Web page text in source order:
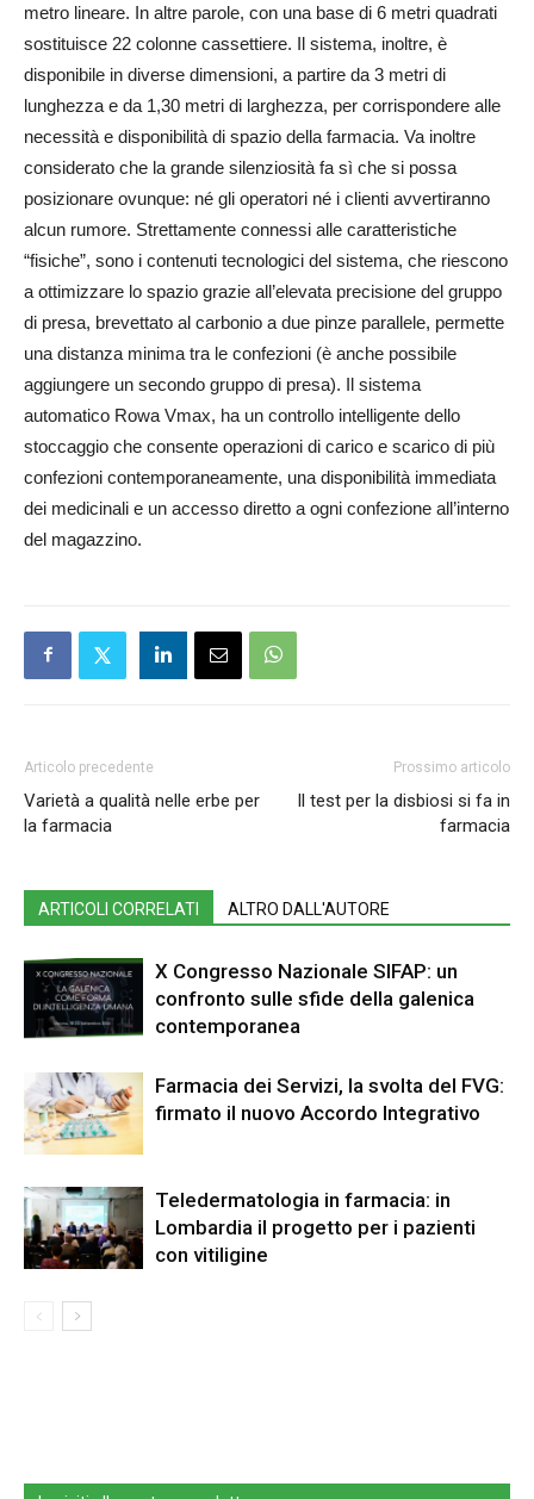
metro lineare. In altre parole, con una base di 6 metri quadrati
sostituisce 22 colonne cassettiere. Il sistema, inoltre, è
disponibile in diverse dimensioni, a partire da 3 metri di
lunghezza e da 1,30 metri di larghezza, per corrispondere alle
necessità e disponibilità di spazio della farmacia. Va inoltre
considerato che la grande silenziosità fa sì che si possa
posizionare ovunque: né gli operatori né i clienti avvertiranno
alcun rumore. Strettamente connessi alle caratteristiche
“fisiche”, sono i contenuti tecnologici del sistema, che riescono
a ottimizzare lo spazio grazie all’elevata precisione del gruppo
di presa, brevettato al carbonio a due pinze parallele, permette
una distanza minima tra le confezioni (è anche possibile
aggiungere un secondo gruppo di presa). Il sistema
automatico Rowa Vmax, ha un controllo intelligente dello
stoccaggio che consente operazioni di carico e scarico di più
confezioni contemporaneamente, una disponibilità immediata
dei medicinali e un accesso diretto a ogni confezione all’interno
del magazzino.
Articolo precedente
Varietà a qualità nelle erbe per
la farmacia
Prossimo articolo
Il test per la disbiosi si fa in
farmacia
ARTICOLI CORRELATI ALTRO DALL'AUTORE
X Congresso Nazionale SIFAP: un
confronto sulle sfide della galenica
contemporanea
Farmacia dei Servizi, la svolta del FVG:
firmato il nuovo Accordo Integrativo
Teledermatologia in farmacia: in
Lombardia il progetto per i pazienti
con vitiligine